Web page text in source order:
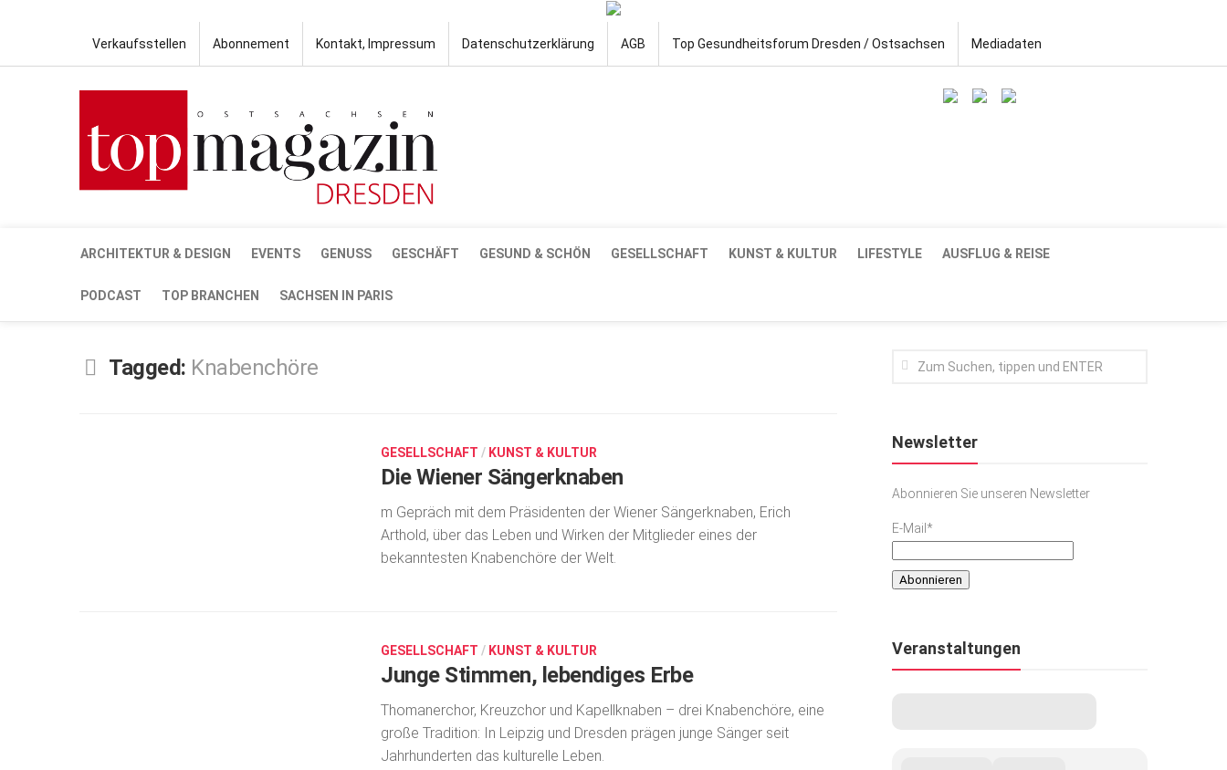
Verkaufsstellen Abonnement Kontakt, Impressum Datenschutzerklärung AGB Top Gesundheitsforum Dresden / Ostsachsen Mediadaten
ARCHITEKTUR & DESIGN EVENTS GENUSS GESCHÄFT GESUND & SCHÖN GESELLSCHAFT KUNST & KULTUR LIFESTYLE AUSFLUG & REISE
PODCAST TOP BRANCHEN SACHSEN IN PARIS
Tagged: Knabenchöre
GESELLSCHAFT / KUNST & KULTUR
Die Wiener Sängerknaben
m Gepräch mit dem Präsidenten der Wiener Sängerknaben, Erich
Arthold, über das Leben und Wirken der Mitglieder eines der
bekanntesten Knabenchöre der Welt.
GESELLSCHAFT / KUNST & KULTUR
Junge Stimmen, lebendiges Erbe
Thomanerchor, Kreuzchor und Kapellknaben – drei Knabenchöre, eine
große Tradition: In Leipzig und Dresden prägen junge Sänger seit
Jahrhunderten das kulturelle Leben.
Newsletter
Abonnieren Sie unseren Newsletter
E-Mail*
Veranstaltungen